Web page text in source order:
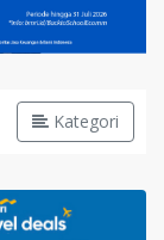
Kategori